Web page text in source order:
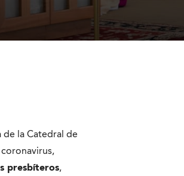
de la Catedral de
presbíteros,